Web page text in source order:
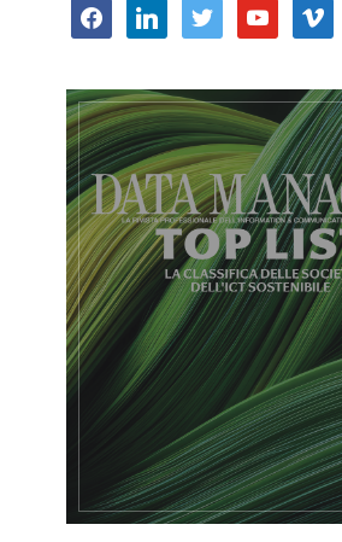
facebooklinkedin twitter youtube vimeo